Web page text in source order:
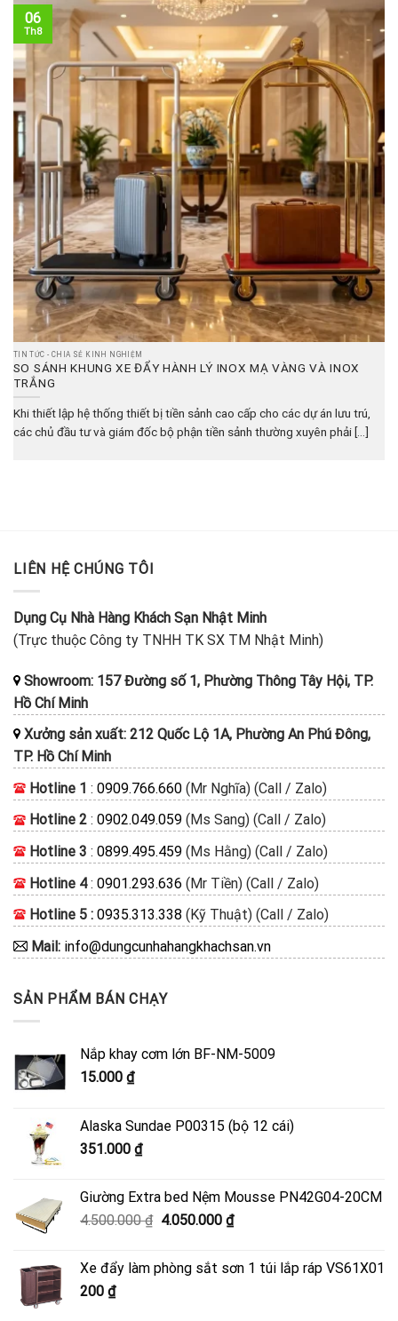
TIN TỨC - CHIA SẺ KINH NGHIỆM
SO SÁNH KHUNG XE ĐẨY HÀNH LÝ INOX MẠ VÀNG VÀ INOX
TRẮNG
Khi thiết lập hệ thống thiết bị tiền sảnh cao cấp cho các dự án lưu trú,
các chủ đầu tư và giám đốc bộ phận tiền sảnh thường xuyên phải [...]
06
Th8
LIÊN HỆ CHÚNG TÔI
Dụng Cụ Nhà Hàng Khách Sạn Nhật Minh
(Trực thuộc Công ty TNHH TK SX TM Nhật Minh)
Showroom: 157 Đường số 1, Phường Thông Tây Hội, TP.
Hồ Chí Minh
Xưởng sản xuất: 212 Quốc Lộ 1A, Phường An Phú Đông,
TP. Hồ Chí Minh
Hotline 1 : 0909.766.660 (Mr Nghĩa) (Call / Zalo)
Hotline 2 : 0902.049.059 (Ms Sang) (Call / Zalo)
Hotline 3 : 0899.495.459 (Ms Hằng) (Call / Zalo)
Hotline 4: 0901.293.636 (Mr Tiền) (Call / Zalo)
Hotline 5 : 0935.313.338 (Kỹ Thuật) (Call / Zalo)
Mail: info@dungcunhahangkhachsan.vn
SẢN PHẨM BÁN CHẠY
Nắp khay cơm lớn BF-NM-5009
15.000 ₫
Alaska Sundae P00315 (bộ 12 cái)
351.000 ₫
Giường Extra bed Nệm Mousse PN42G04-20CM
4.500.000₫ Giá
4.500.000 ₫.
4.050.000 ₫Giá
là:
Xe đẩy làm phòng sắt sơn 1 túi lắp ráp VS61X01
200 ₫